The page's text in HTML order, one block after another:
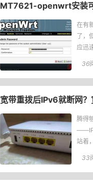
MT7621-openwrt安装
在有
了，
应迅
自
36
宽带重拨后IPv6就断网
腾得
站着
全
33